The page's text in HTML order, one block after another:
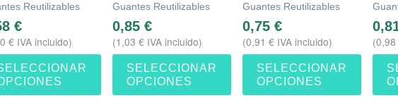
Reutilizables
€
€ IVA incluido)
Guantes Reutilizables
0,85€
(1,03€ IVA incluido)
SELECCIONAR
OPCIONES
la
página
producto
Guantes Reutilizables
0,75€
(0,91€ IVA incluido)
SELECCIONAR
OPCIONES
la
página
producto
(la